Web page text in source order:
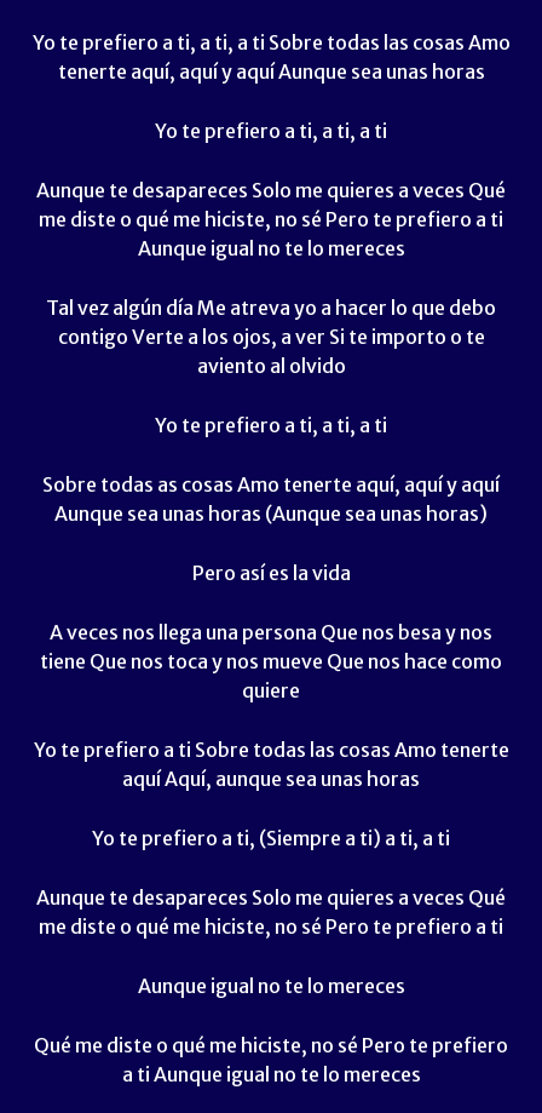
Yo te prefiero a ti, a ti, a ti Sobre todas las cosas Amo
tenerte aquí, aquí y aquí Aunque sea unas horas
Yo te prefiero a ti, a ti, a ti
Aunque te desapareces Solo me quieres a veces Qué
me diste o qué me hiciste, no sé Pero te prefiero a ti
Aunque igual no te lo mereces
Tal vez algún día Me atreva yo a hacer lo que debo
contigo Verte a los ojos, a ver Si te importo o te
aviento al olvido
Yo te prefiero a ti, a ti, a ti
Sobre todas as cosas Amo tenerte aquí, aquí y aquí
Aunque sea unas horas (Aunque sea unas horas)
Pero así es la vida
A veces nos llega una persona Que nos besa y nos
tiene Que nos toca y nos mueve Que nos hace como
quiere
Yo te prefiero a ti Sobre todas las cosas Amo tenerte
aquí Aquí, aunque sea unas horas
Yo te prefiero a ti, (Siempre a ti) a ti, a ti
Aunque te desapareces Solo me quieres a veces Qué
me diste o qué me hiciste, no sé Pero te prefiero a ti
Aunque igual no te lo mereces
Qué me diste o qué me hiciste, no sé Pero te prefiero
a ti Aunque igual no te lo mereces